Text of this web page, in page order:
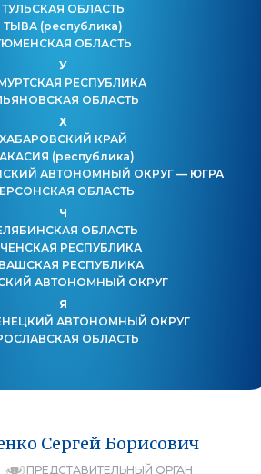
ТУЛЬСКАЯ ОБЛАСТЬ
ТЫВА (республика)
ОБЛАСТЬ
У
РЕСПУБЛИКА
ОБЛАСТЬ
Х
ХАБАРОВСКИЙ КРАЙ
(республика)
АВТОНОМНЫЙ ОКРУГ — ЮГРА
ОБЛАСТЬ
Ч
ОБЛАСТЬ
РЕСПУБЛИКА
РЕСПУБЛИКА
АВТОНОМНЫЙ ОКРУГ
Я
АВТОНОМНЫЙ ОКРУГ
ОБЛАСТЬ
Сергей Борисович
ПРЕДСТАВИТЕЛЬНЫЙ ОРГАН